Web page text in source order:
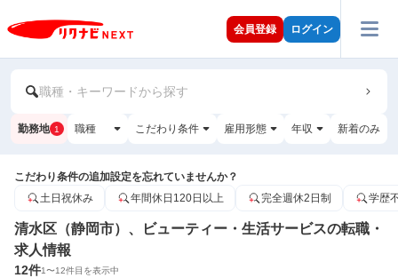
会員登録 ログイン
職種・キーワードから探す
勤務地 1 職種 こだわり条件 雇用形態 年収 新着のみ
こだわり条件の追加設定を忘れていませんか？
土日祝休み
年間休日120日以上 完全週休2日制 学歴
清水区（静岡市）、ビューティー・生活サービスの転職・
求人情報
12件1〜12件目を表示中